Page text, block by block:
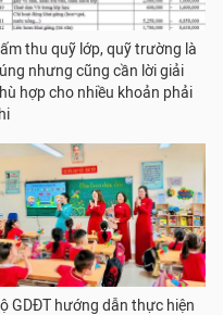
thu quỹ lớp, quỹ trường là
nhưng cũng cần lời giải
hợp cho nhiều khoản phải
GDĐT hướng dẫn thực hiện